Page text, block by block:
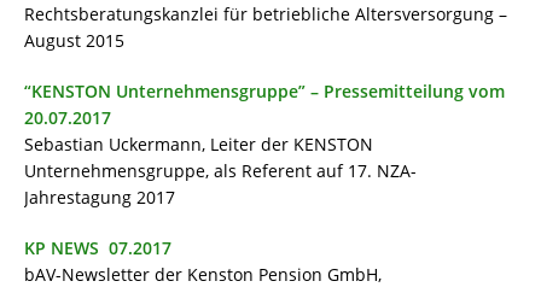
Rechtsberatungskanzlei für betriebliche Altersversorgung –
August 2015
“KENSTON Unternehmensgruppe” – Pressemitteilung vom
20.07.2017
Sebastian Uckermann, Leiter der KENSTON
Unternehmensgruppe, als Referent auf 17. NZA-
Jahrestagung 2017
KP NEWS 07.2017
bAV-Newsletter der Kenston Pension GmbH,